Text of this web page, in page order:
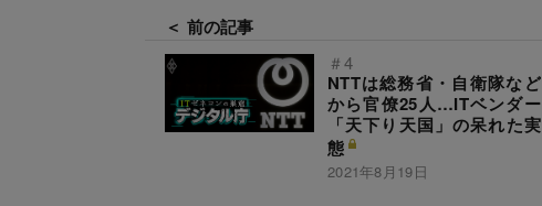
＜ 前の記事
＃4
NTTは総務省・自衛隊など
から官僚25人…ITベンダー
「天下り天国」の呆れた実
態
2021年8月19日